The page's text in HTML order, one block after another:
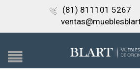
(81) 811101 5267